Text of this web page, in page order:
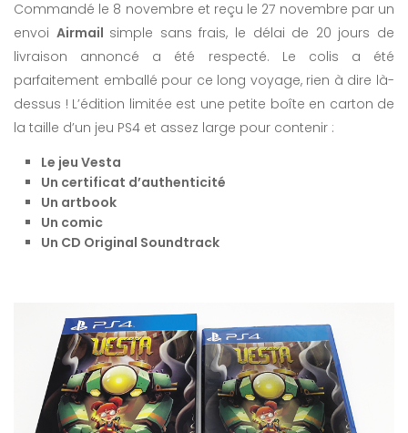
Commandé le 8 novembre et reçu le 27 novembre par un
envoi Airmail simple sans frais, le délai de 20 jours de
livraison annoncé a été respecté. Le colis a été
parfaitement emballé pour ce long voyage, rien à dire là-
dessus ! L’édition limitée est une petite boîte en carton de
la taille d’un jeu PS4 et assez large pour contenir :
Le jeu Vesta
Un certificat d’authenticité
Un artbook
Un comic
Un CD Original Soundtrack